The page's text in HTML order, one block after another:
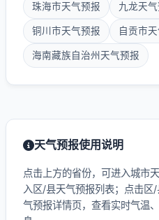
珠海市天气预报 九龙天
铜川市天气预报 自贡市
海南藏族自治州天气预报
天气预报使用说明
点击上方的省份，可进入城市
入区/县天气预报列表；点击
气预报详情页，查看实时气温